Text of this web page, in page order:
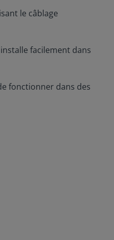
le câblage
facilement dans
fonctionner dans des